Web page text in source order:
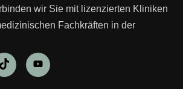
wir Sie mit lizenzierten Kliniken
Fachkräften in der